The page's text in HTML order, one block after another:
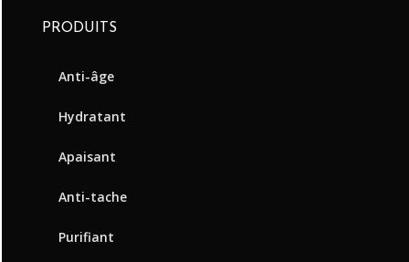
PRODUITS
Anti-âge
Hydratant
Apaisant
Anti-tache
Purifiant